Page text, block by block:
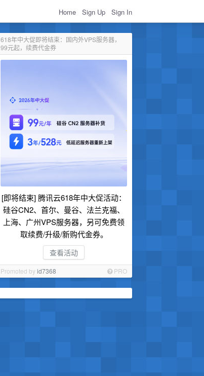
Home Sign Up Sign In
618年中大促即将结束：国内外VPS服务器，
99元起，续费代金券
[即将结束] 腾讯云618年中大促活动：
硅谷CN2、首尔、曼谷、法兰克福、
上海、广州VPS服务器，另可免费领
取续费/升级/新购代金券。
查看活动
Promoted byid7368 PRO